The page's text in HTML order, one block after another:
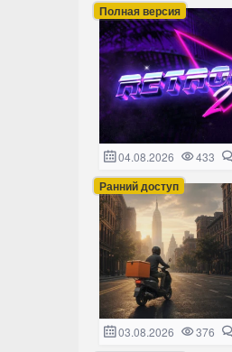
Полная версия
04.08.2026 433
Ранний доступ
03.08.2026 376